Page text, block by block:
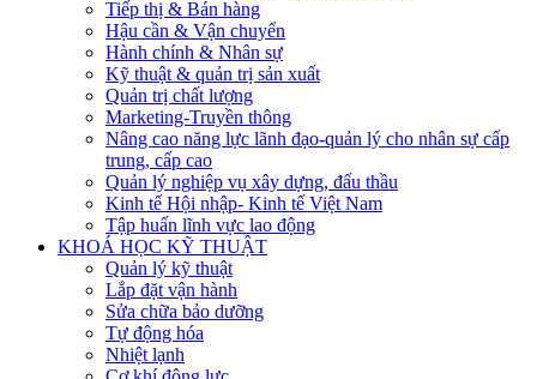
Tiếp thị & Bán hàng
Hậu cần & Vận chuyển
Hành chính & Nhân sự
Kỹ thuật & quản trị sản xuất
Quản trị chất lượng
Marketing-Truyền thông
Nâng cao năng lực lãnh đạo-quản lý cho nhân sự cấp
trung, cấp cao
Quản lý nghiệp vụ xây dựng, đấu thầu
Kinh tế Hội nhập- Kinh tế Việt Nam
Tập huấn lĩnh vực lao động
KHOÁ HỌC KỸ THUẬT
Quản lý kỹ thuật
Lắp đặt vận hành
Sửa chữa bảo dưỡng
Tự động hóa
Nhiệt lạnh